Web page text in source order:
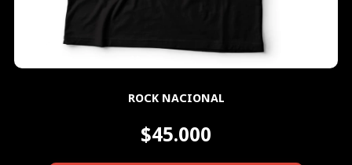
ROCK NACIONAL
$45.000